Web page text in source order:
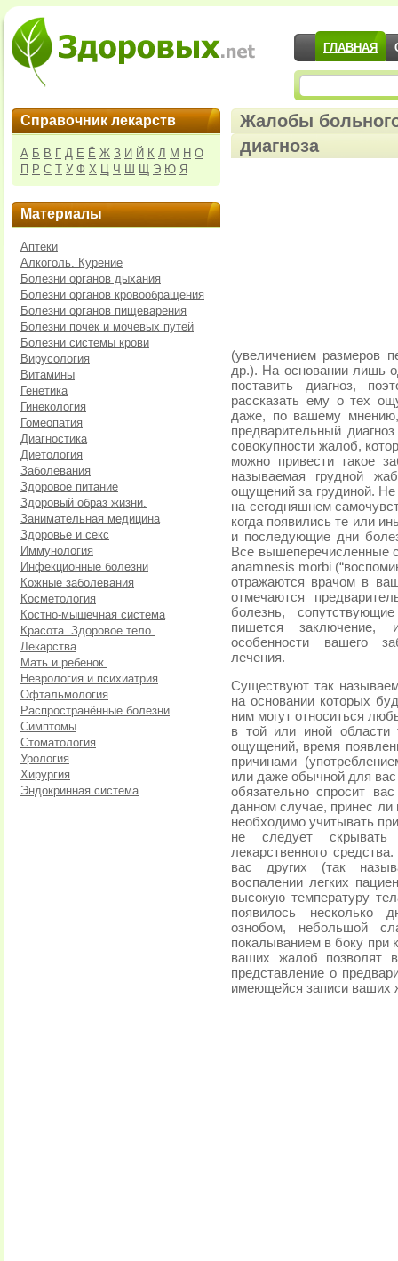
ГЛАВНАЯ
Справочник лекарств
А Б В Г Д Е Ё Ж З И Й К Л М Н О
П Р С Т У Ф Х Ц Ч Ш Щ Э Ю Я
Материалы
Аптеки
Алкоголь. Курение
Болезни органов дыхания
Болезни органов кровообращения
Болезни органов пищеварения
Болезни почек и мочевых путей
Болезни системы крови
Вирусология
Витамины
Генетика
Гинекология
Гомеопатия
Диагностика
Диетология
Заболевания
Здоровое питание
Здоровый образ жизни.
Занимательная медицина
Здоровье и секс
Иммунология
Инфекционные болезни
Кожные заболевания
Косметология
Костно-мышечная система
Красота. Здоровое тело.
Лекарства
Мать и ребенок.
Неврология и психиатрия
Офтальмология
Распространённые болезни
Симптомы
Стоматология
Урология
Хирургия
Эндокринная система
Жалобы
диагноза
(увеличением размеров
др.). На основании лишь
поставить диагноз,
рассказать ему о тех
даже, по вашему
предварительный
совокупности жалоб,
можно привести такое
называемая грудной
ощущений за грудиной. Не
на сегодняшнем
когда появились те или
и последующие дни
Все вышеперечисленные
anamnesis morbi
отражаются врачом в
отмечаются
болезнь,
пишется заключение,
особенности вашего
лечения.
Существуют так
на основании которых
ним могут относиться
в той или иной области
ощущений, время
причинами
или даже обычной для
обязательно спросит
данном случае, принес
необходимо учитывать
не следует
лекарственного
вас других (так
воспалении легких
высокую температуру
появилось несколько
ознобом, небольшой
покалыванием в боку при
ваших жалоб позволят
представление о
имеющейся записи ваших